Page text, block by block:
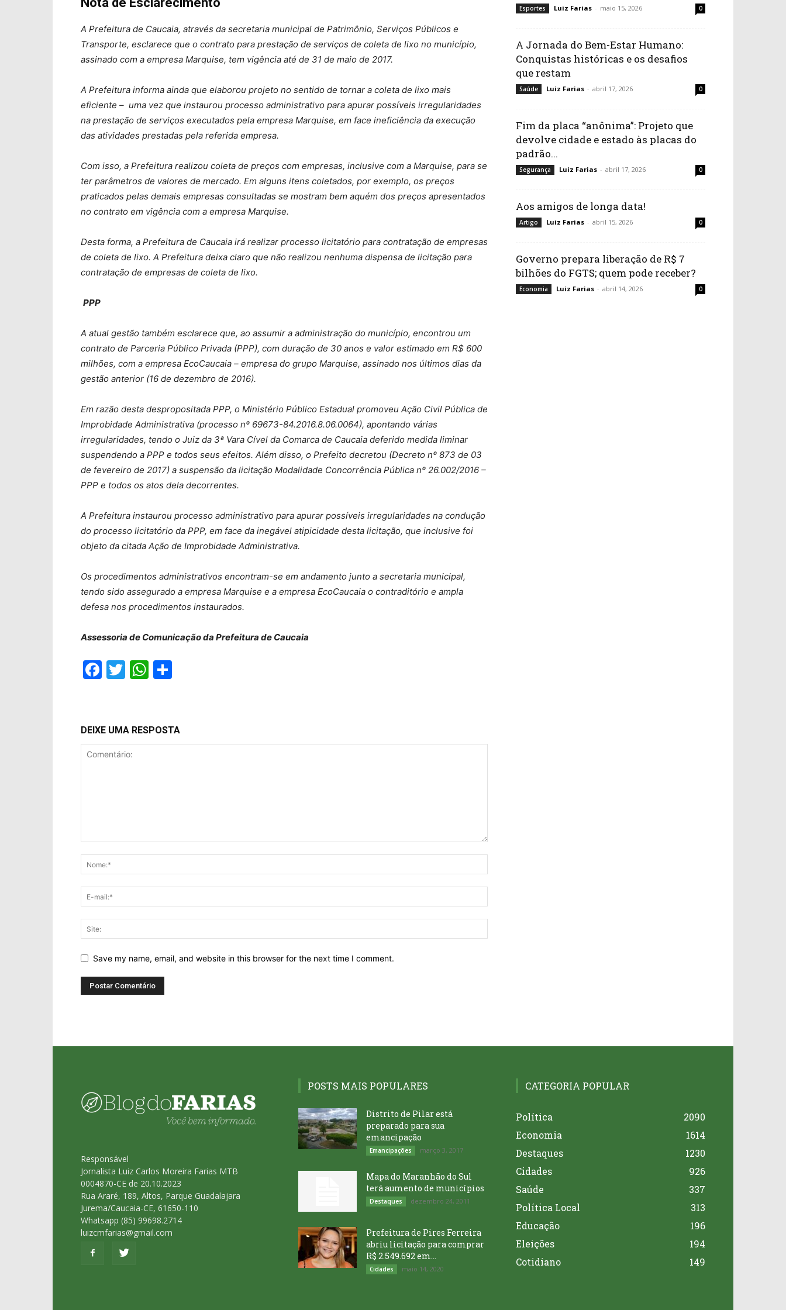
A Prefeitura de Caucaia, através da secretaria municipal de Patrimônio, Serviços Públicos e
Transporte, esclarece que o contrato para prestação de serviços de coleta de lixo no município,
assinado com a empresa Marquise, tem vigência até de 31 de maio de 2017.
A Prefeitura informa ainda que elaborou projeto no sentido de tornar a coleta de lixo mais
eficiente – uma vez que instaurou processo administrativo para apurar possíveis irregularidades
na prestação de serviços executados pela empresa Marquise, em face ineficiência da execução
das atividades prestadas pela referida empresa.
Com isso, a Prefeitura realizou coleta de preços com empresas, inclusive com a Marquise, para se
ter parâmetros de valores de mercado. Em alguns itens coletados, por exemplo, os preços
praticados pelas demais empresas consultadas se mostram bem aquém dos preços apresentados
no contrato em vigência com a empresa Marquise.
Desta forma, a Prefeitura de Caucaia irá realizar processo licitatório para contratação de empresas
de coleta de lixo. A Prefeitura deixa claro que não realizou nenhuma dispensa de licitação para
contratação de empresas de coleta de lixo.
PPP
A atual gestão também esclarece que, ao assumir a administração do município, encontrou um
contrato de Parceria Público Privada (PPP), com duração de 30 anos e valor estimado em R$ 600
milhões, com a empresa EcoCaucaia – empresa do grupo Marquise, assinado nos últimos dias da
gestão anterior (16 de dezembro de 2016).
Em razão desta despropositada PPP, o Ministério Público Estadual promoveu Ação Civil Pública de
Improbidade Administrativa (processo nº 69673-84.2016.8.06.0064), apontando várias
irregularidades, tendo o Juiz da 3ª Vara Cível da Comarca de Caucaia deferido medida liminar
suspendendo a PPP e todos seus efeitos. Além disso, o Prefeito decretou (Decreto nº 873 de 03
de fevereiro de 2017) a suspensão da licitação Modalidade Concorrência Pública nº 26.002/2016 –
PPP e todos os atos dela decorrentes.
A Prefeitura instaurou processo administrativo para apurar possíveis irregularidades na condução
do processo licitatório da PPP, em face da inegável atipicidade desta licitação, que inclusive foi
objeto da citada Ação de Improbidade Administrativa.
Os procedimentos administrativos encontram-se em andamento junto a secretaria municipal,
tendo sido assegurado a empresa Marquise e a empresa EcoCaucaia o contraditório e ampla
defesa nos procedimentos instaurados.
Assessoria de Comunicação da Prefeitura de Caucaia
Facebook
TwitterWhatsApp
DEIXE UMA RESPOSTA
Save my name, email, and website in this browser for the next time I comment.
Esportes Luiz Farias - maio 15, 2026 0
A Jornada do Bem-Estar Humano:
Conquistas históricas e os desafios
que restam
Saúde Luiz Farias - abril 17, 2026 0
Fim da placa “anônima”: Projeto que
devolve cidade e estado às placas do
padrão...
Segurança Luiz Farias - abril 17, 2026 0
Aos amigos de longa data!
Artigo Luiz Farias - abril 15, 2026 0
Governo prepara liberação de R$ 7
bilhões do FGTS; quem pode receber?
Economia Luiz Farias - abril 14, 2026 0
Responsável
Jornalista Luiz Carlos Moreira Farias MTB
0004870-CE de 20.10.2023
Rua Araré, 189, Altos, Parque Guadalajara
Jurema/Caucaia-CE, 61650-110
Whatsapp (85) 99698.2714
luizcmfarias@gmail.com
POSTS MAIS POPULARES
Distrito de Pilar está
preparado para sua
emancipação
Emancipações março 3, 2017
Mapa do Maranhão do Sul
terá aumento de municípios
Destaques dezembro 24, 2011
Prefeitura de Pires Ferreira
abriu licitação para comprar
R$ 2.549.692 em...
Cidades maio 14, 2020
CATEGORIA POPULAR
Política
2090
Economia
1614
Destaques
1230
Cidades
926
Saúde
337
Política Local
313
Educação
196
Eleições
194
Cotidiano
149